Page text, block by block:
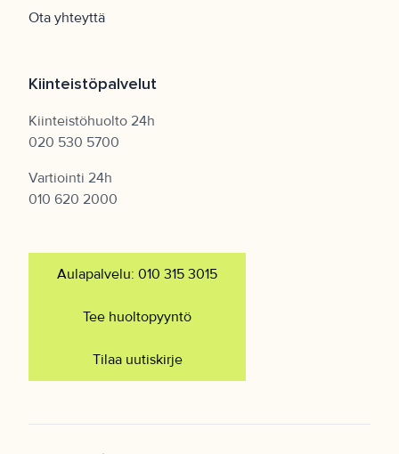
Ota yhteyttä
Kiinteistöpalvelut
Kiinteistöhuolto 24h
020 530 5700
Vartiointi 24h
010 620 2000
Aulapalvelu: 010 315 3015
Tee huoltopyyntö
Tilaa uutiskirje